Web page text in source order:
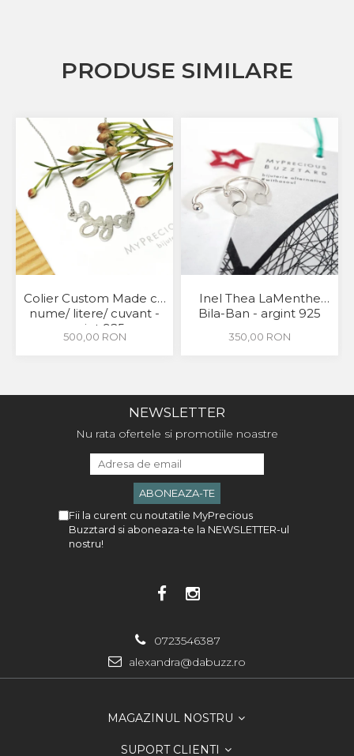
PRODUSE SIMILARE
Colier Custom Made cu
nume/ litere/ cuvant -
argint 925
500,00 RON
Inel Thea LaMenthe
Bila-Ban - argint 925
350,00 RON
NEWSLETTER
Nu rata ofertele si promotiile noastre
Fii la curent cu noutatile MyPrecious
Buzztard si aboneaza-te la NEWSLETTER-ul
nostru!
0723546387
alexandra@dabuzz.ro
MAGAZINUL NOSTRU
SUPORT CLIENTI